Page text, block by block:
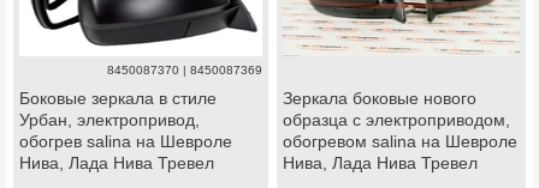
8450087370 | 8450087369
Боковые зеркала в стиле
Урбан, электропривод,
обогрев salina на Шевроле
Нива, Лада Нива Тревел
Зеркала боковые нового
образца с электроприводом,
обогревом salina на Шевроле
Нива, Лада Нива Тревел